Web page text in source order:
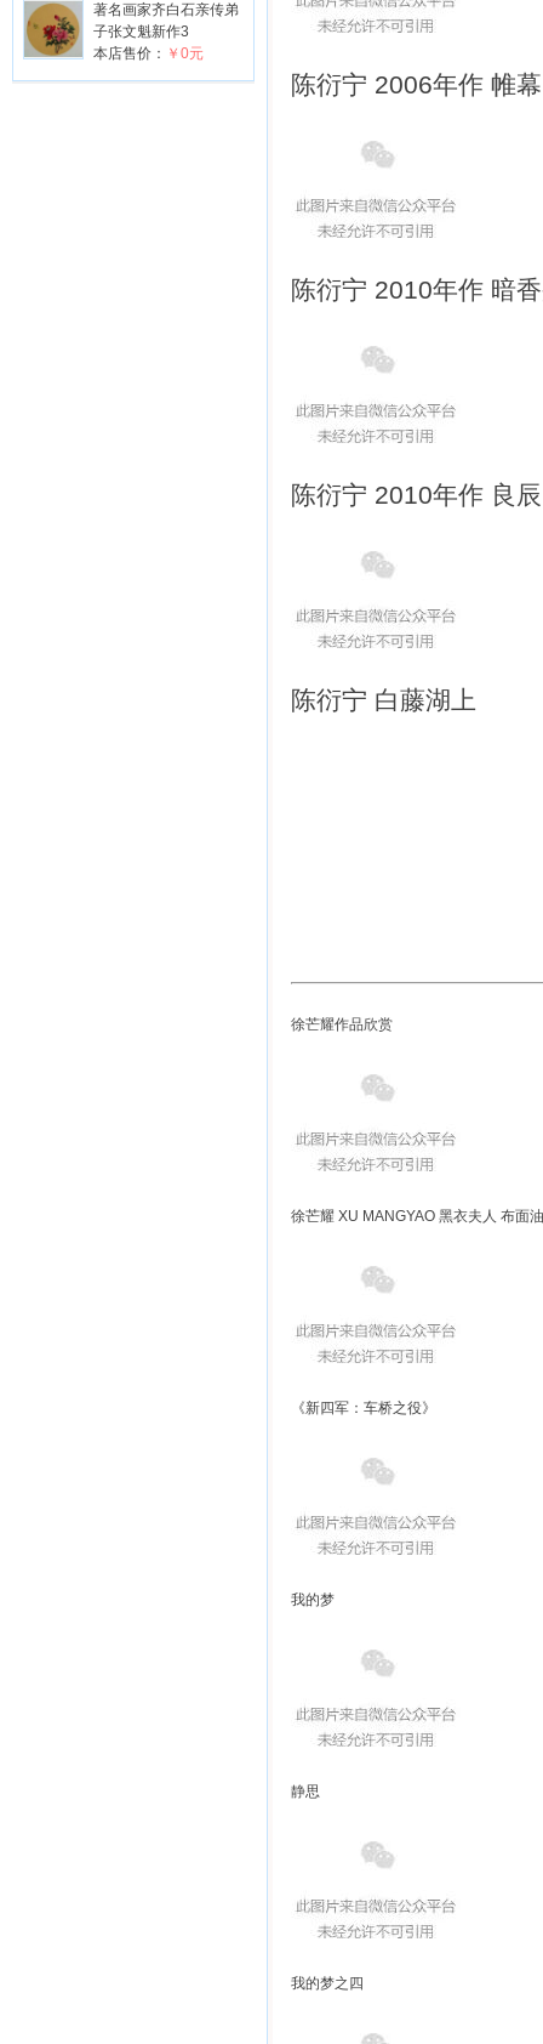
著名画家齐白石亲传弟
子张文魁新作3
本店售价： ￥0元
陈衍宁 2006年作 帷
陈衍宁 2010年作 暗
陈衍宁 2010年作 良辰
陈衍宁 白藤湖上
徐芒耀作品欣赏
徐芒耀 XU MANGYAO 黑衣夫人 布面
《新四军：车桥之役》
我的梦
静思
我的梦之四